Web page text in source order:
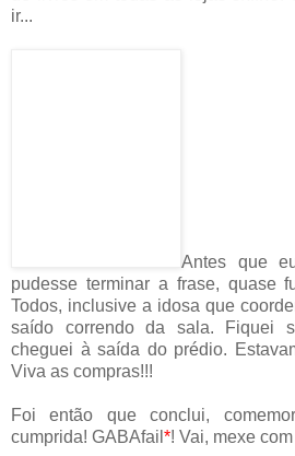
ir...
Antes que
pudesse terminar a frase, quase
Todos, inclusive a idosa que
saído correndo da sala. Fiquei
cheguei à saída do prédio.
Viva as compras!!!
Foi então que conclui,
cumprida! GABAfail *! Vai, mexe